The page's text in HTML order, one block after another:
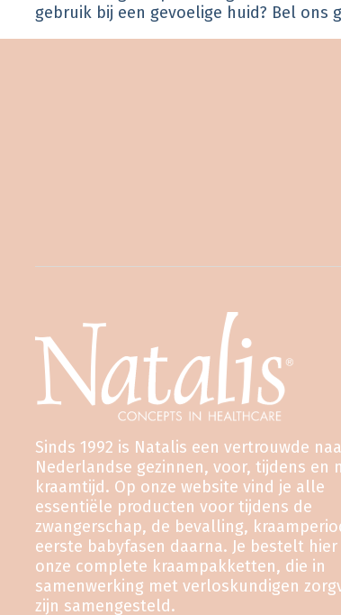
gebruik bij een gevoelige huid? Bel ons
Sinds 1992 is Natalis een vertrouwde
Nederlandse gezinnen, voor, tijdens en
kraamtijd. Op onze website vind je alle
essentiële producten voor tijdens de
zwangerschap, de bevalling,
eerste babyfasen daarna. Je bestelt
onze complete kraampakketten, die in
samenwerking met verloskundigen
zijn samengesteld.